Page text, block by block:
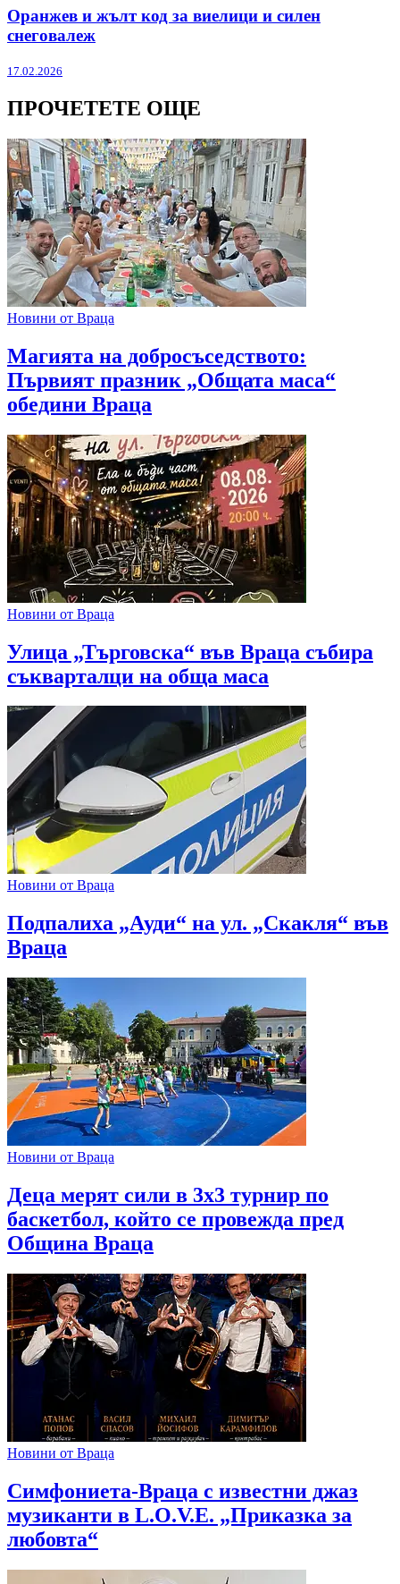
Оранжев и жълт код за виелици и силен
снеговалеж
17.02.2026
ПРОЧЕТЕТЕ ОЩЕ
Новини от Враца
Магията на добросъседството:
Първият празник „Общата маса“
обедини Враца
Новини от Враца
Улица „Търговска“ във Враца събира
съкварталци на обща маса
Новини от Враца
Подпалиха „Ауди“ на ул. „Скакля“ във
Враца
Новини от Враца
Деца мерят сили в 3х3 турнир по
баскетбол, който се провежда пред
Община Враца
Новини от Враца
Симфониета-Враца с известни джаз
музиканти в L.O.V.E. „Приказка за
любовта“